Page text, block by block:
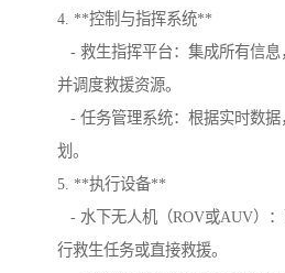
4. **控制与指挥系统**
- 救生指挥平台：集成所有信息
并调度救援资源。
- 任务管理系统：根据实时数据
划。
5. **执行设备**
- 水下无人机（ROV或AUV）
行救生任务或直接救援。